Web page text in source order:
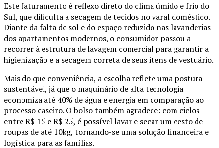
Este faturamento é reflexo direto do clima úmido e frio do
Sul, que dificulta a secagem de tecidos no varal doméstico.
Diante da falta de sol e do espaço reduzido nas lavanderias
dos apartamentos modernos, o consumidor passou a
recorrer à estrutura de lavagem comercial para garantir a
higienização e a secagem correta de seus itens de vestuário.
Mais do que conveniência, a escolha reflete uma postura
sustentável, já que o maquinário de alta tecnologia
economiza até 40% de água e energia em comparação ao
processo caseiro. O bolso também agradece: com ciclos
entre R$ 15 e R$ 25, é possível lavar e secar um cesto de
roupas de até 10kg, tornando-se uma solução financeira e
logística para as famílias.